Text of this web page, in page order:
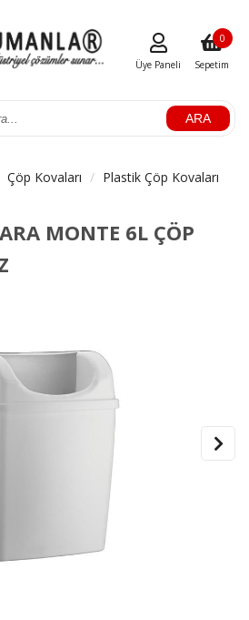
ARA
Üye Paneli Sepetim
0
Çöp Kovaları Plastik Çöp Kovaları
MONTE 6L ÇÖP